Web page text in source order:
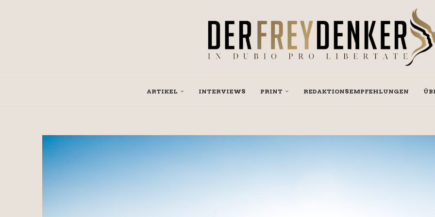
ARTIKEL INTERVIEWS PRINT REDAKTIONSEMPFEHLUNGEN